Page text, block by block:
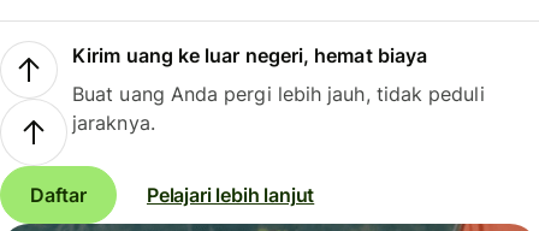
Kirim uang ke luar negeri, hemat biaya
Buat uang Anda pergi lebih jauh, tidak peduli
jaraknya.
Daftar Pelajari lebih lanjut